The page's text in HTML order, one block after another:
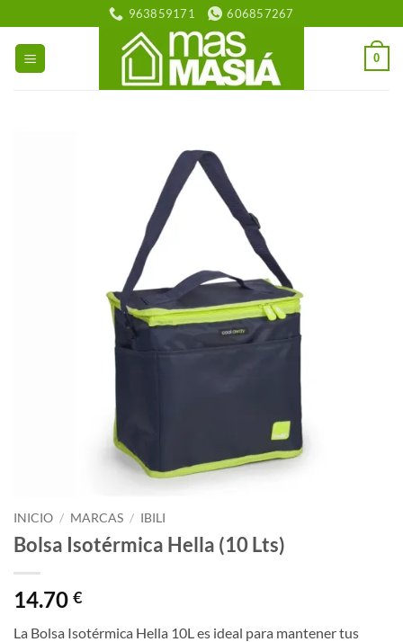
al
contenido
963859171 606857267
0
INICIO / MARCAS / IBILI
Bolsa Isotérmica Hella (10 Lts)
14.70 €
La Bolsa Isotérmica Hella 10L es ideal para mantener tus